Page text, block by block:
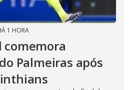
1 HORA
comemora
Palmeiras após